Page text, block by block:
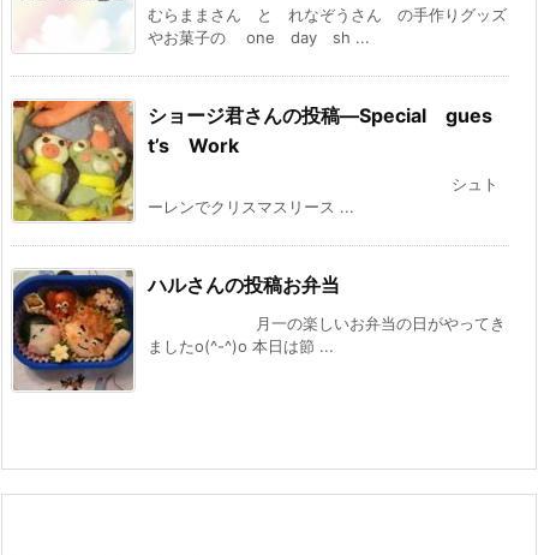
むらままさん と れなぞうさん の手作りグッズ
やお菓子の one day sh ...
ショージ君さんの投稿—Special gues
t’s Work
シュト
ーレンでクリスマスリース ...
ハルさんの投稿お弁当
月一の楽しいお弁当の日がやってき
ましたo(^-^)o 本日は節 ...